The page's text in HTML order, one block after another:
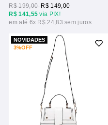
R$ 141,55 via PIX!
R$ 199,00 R$ 149,00
6x R$ 24,83
3%OFF
NOVIDADES